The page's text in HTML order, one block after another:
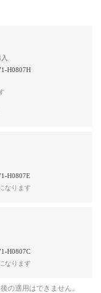
H0807H
H0807E
なります
H0807C
なります
の適用はできません。